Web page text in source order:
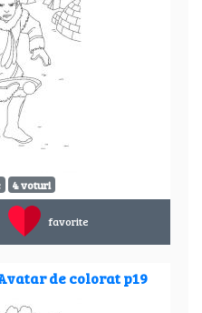
4 voturi
favorite
de colorat p19